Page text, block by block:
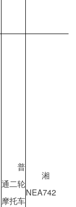
普
通二轮
摩托车
湘
NEA742